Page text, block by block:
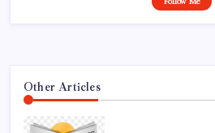
Other Articles